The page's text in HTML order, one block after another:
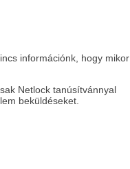
információnk, hogy mikor
Netlock tanúsítvánnyal
beküldéseket.